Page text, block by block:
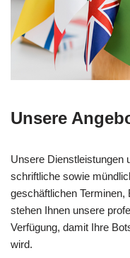
Unsere
Unsere Dienstleistungen
schriftliche sowie
geschäftlichen
stehen Ihnen unsere
Verfügung, damit Ihre
wird.